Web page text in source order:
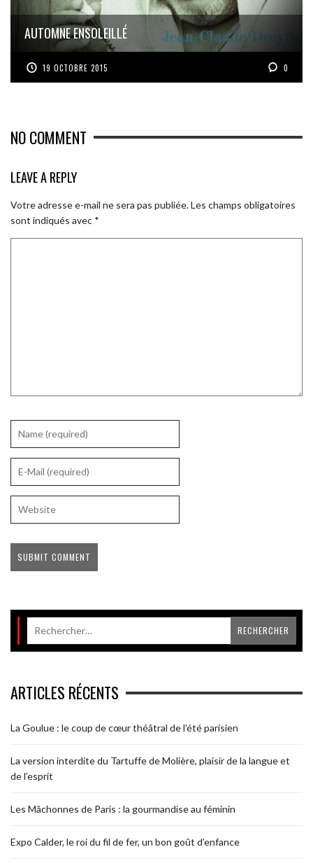
AUTOMNE ENSOLEILLÉ
19 OCTOBRE 2015 0
NO COMMENT
LEAVE A REPLY
Votre adresse e-mail ne sera pas publiée.Les champs obligatoires
sont indiqués avec *
ARTICLES RÉCENTS
La Goulue : le coup de cœur théâtral de l’été parisien
La version interdite du Tartuffe de Molière, plaisir de la langue et
de l’esprit
Les Mâchonnes de Paris : la gourmandise au féminin
Expo Calder, le roi du fil de fer, un bon goût d’enfance